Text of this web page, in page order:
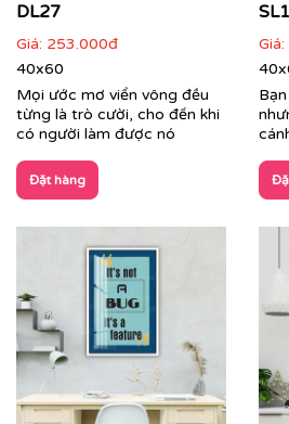
DL27
Giá: 253.000đ
40x60
Mọi ước mơ viển vông đều
từng là trò cười, cho đến khi
có người làm được nó
Đặt hàng
Giá: